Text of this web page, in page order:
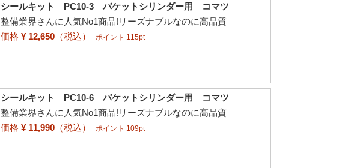
シールキット PC10-3 バケットシリンダー用 コマツ
整備業界さんに人気No1商品!リーズナブルなのに高品質
価格 ¥ 12,650 （税込） ポイント 115pt
シールキット PC10-6 バケットシリンダー用 コマツ
整備業界さんに人気No1商品!リーズナブルなのに高品質
価格 ¥ 11,990 （税込） ポイント 109pt